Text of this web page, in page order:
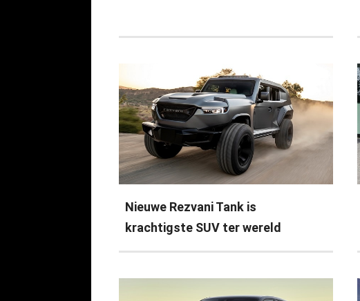
Nieuwe Rezvani Tank is
krachtigste SUV ter wereld